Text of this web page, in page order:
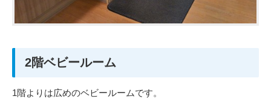
2階ベビールーム
1階よりは広めのベビールームです。